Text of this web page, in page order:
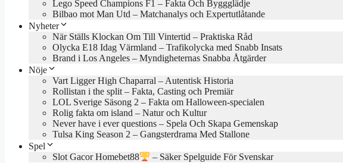
Lego Speed Champions F1 – Fakta Och Byggglädje
Bilbao mot Man Utd – Matchanalys och Expertutlåtande
Nyheter
När Ställs Klockan Om Till Vintertid – Praktiska Råd
Olycka E18 Idag Värmland – Trafikolycka med Snabb Insats
Brand i Los Angeles – Myndigheternas Snabba Åtgärder
Nöje
Vart Ligger High Chaparral – Autentisk Historia
Rollistan i the split – Fakta, Casting och Premiär
LOL Sverige Säsong 2 – Fakta om Halloween-specialen
Rolig fakta om island – Natur och Kultur
Never have i ever questions – Spela Och Skapa Gemenskap
Tulsa King Season 2 – Gangsterdrama Med Stallone
Spel
Slot Gacor Homebet88
– Säker Spelguide För Svenskar